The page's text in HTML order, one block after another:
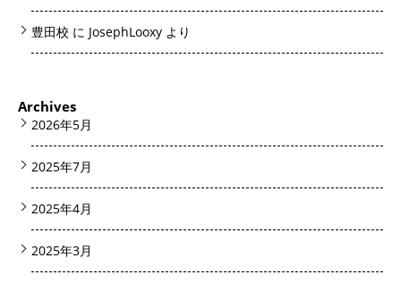
豊田校 に JosephLooxy より
Archives
2026年5月
2025年7月
2025年4月
2025年3月